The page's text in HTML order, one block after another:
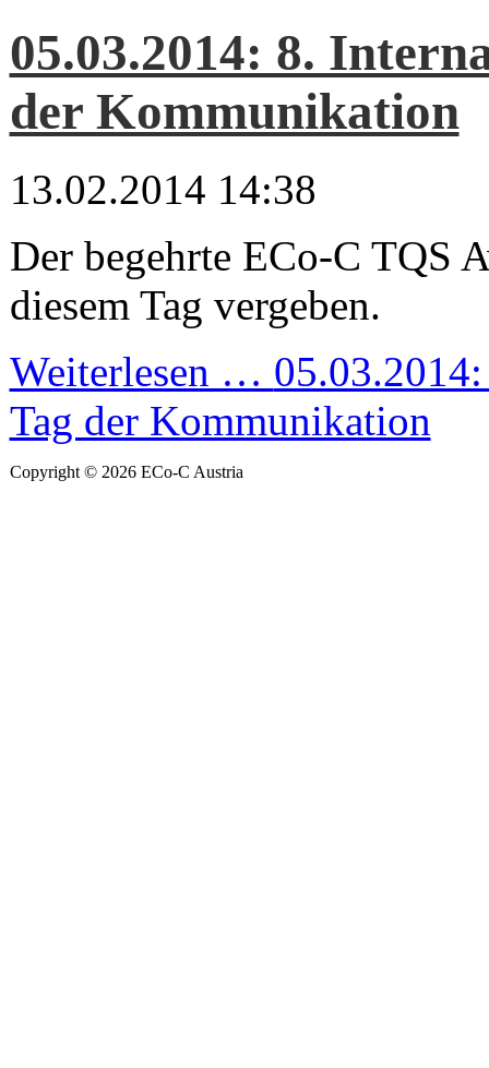
05.03.2014: 8.
der Kommunikation
13.02.2014 14:38
Der begehrte ECo-C TQS
diesem Tag vergeben.
Weiterlesen …
Tag der Kommunikation
Copyright © 2026 ECo-C Austria